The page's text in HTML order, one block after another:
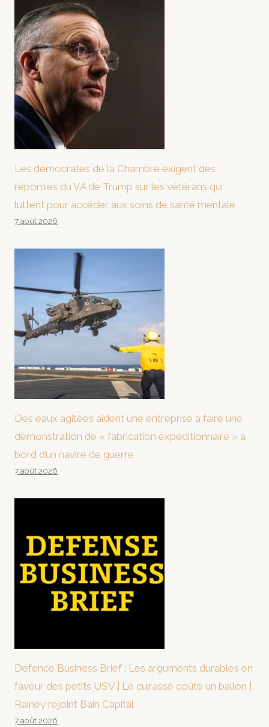
Les démocrates de la Chambre exigent des
réponses du VA de Trump sur les vétérans qui
luttent pour accéder aux soins de santé mentale
7 août 2026
Des eaux agitées aident une entreprise à faire une
démonstration de « fabrication expéditionnaire » à
bord d’un navire de guerre
7 août 2026
Defence Business Brief : Les arguments durables en
faveur des petits USV | Le cuirassé coûte un ballon |
Rainey rejoint Bain Capital
7 août 2026